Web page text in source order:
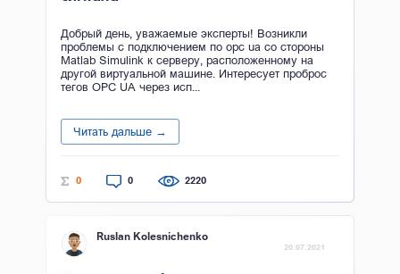
Добрый день, уважаемые эксперты! Возникли
проблемы с подключением по opc ua со стороны
Matlab Simulink к серверу, расположенному на
другой виртуальной машине. Интересует проброс
тегов OPC UA через исп...
Читать дальше →
0 0 2220
20.07.2021
Ruslan Kolesnichenko